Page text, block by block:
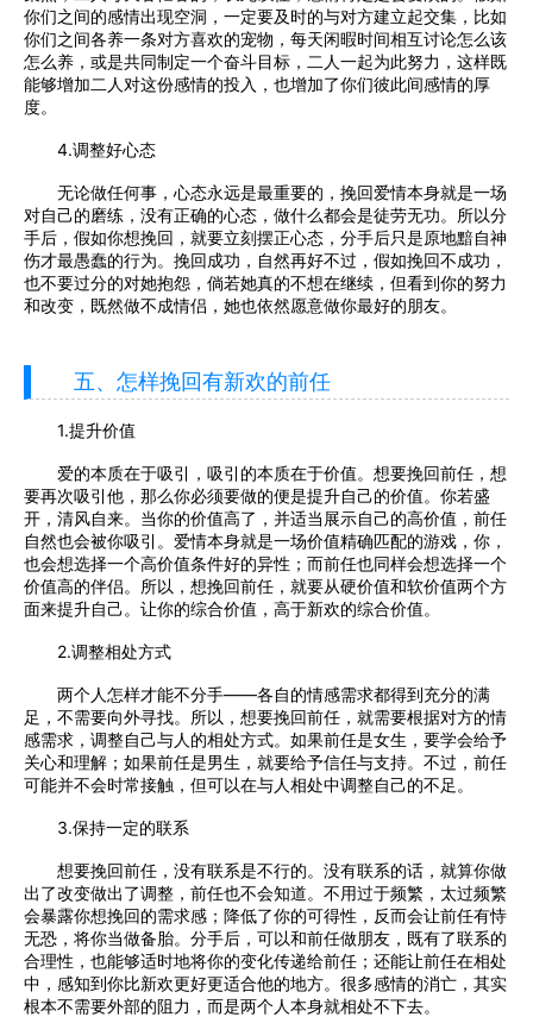
你们之间的感情出现空洞，一定要及时的与对方建立起交集，比如
你们之间各养一条对方喜欢的宠物，每天闲暇时间相互讨论怎么该
怎么养，或是共同制定一个奋斗目标，二人一起为此努力，这样既
能够增加二人对这份感情的投入，也增加了你们彼此间感情的厚
度。
4.调整好心态
无论做任何事，心态永远是最重要的，挽回爱情本身就是一场
对自己的磨练，没有正确的心态，做什么都会是徒劳无功。所以分
手后，假如你想挽回，就要立刻摆正心态，分手后只是原地黯自神
伤才最愚蠢的行为。挽回成功，自然再好不过，假如挽回不成功，
也不要过分的对她抱怨，倘若她真的不想在继续，但看到你的努力
和改变，既然做不成情侣，她也依然愿意做你最好的朋友。
五、怎样挽回有新欢的前任
1.提升价值
爱的本质在于吸引，吸引的本质在于价值。想要挽回前任，想
要再次吸引他，那么你必须要做的便是提升自己的价值。你若盛
开，清风自来。当你的价值高了，并适当展示自己的高价值，前任
自然也会被你吸引。爱情本身就是一场价值精确匹配的游戏，你，
也会想选择一个高价值条件好的异性；而前任也同样会想选择一个
价值高的伴侣。所以，想挽回前任，就要从硬价值和软价值两个方
面来提升自己。让你的综合价值，高于新欢的综合价值。
2.调整相处方式
两个人怎样才能不分手——各自的情感需求都得到充分的满
足，不需要向外寻找。所以，想要挽回前任，就需要根据对方的情
感需求，调整自己与人的相处方式。如果前任是女生，要学会给予
关心和理解；如果前任是男生，就要给予信任与支持。不过，前任
可能并不会时常接触，但可以在与人相处中调整自己的不足。
3.保持一定的联系
想要挽回前任，没有联系是不行的。没有联系的话，就算你做
出了改变做出了调整，前任也不会知道。不用过于频繁，太过频繁
会暴露你想挽回的需求感；降低了你的可得性，反而会让前任有恃
无恐，将你当做备胎。分手后，可以和前任做朋友，既有了联系的
合理性，也能够适时地将你的变化传递给前任；还能让前任在相处
中，感知到你比新欢更好更适合他的地方。很多感情的消亡，其实
根本不需要外部的阻力，而是两个人本身就相处不下去。